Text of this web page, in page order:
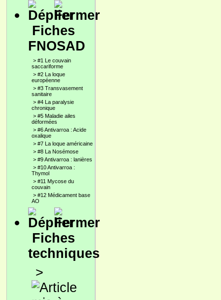
Fiches
FNOSAD
> #1 Le couvain
saccariforme
> #2 La loque
européenne
> #3 Transvasement
sanitaire
> #4 La paralysie
chronique
> #5 Maladie ailes
déformées
> #6 Antivarroa : Acide
oxalique
> #7 La loque américaine
> #8 La Nosémose
> #9 Antivarroa : lanières
> #10 Antivarroa :
Thymol
> #11 Mycose du
couvain
> #12 Médicament base
AO
Fiches
techniques
>